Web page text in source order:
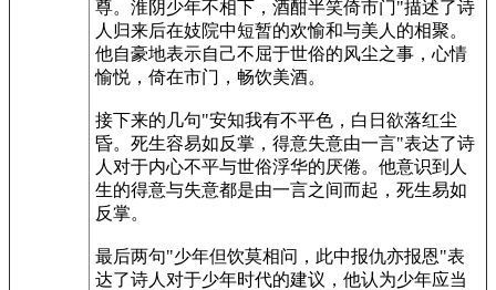
尊。淮阴少年不相下，酒酣半笑倚市门"描述了诗
人归来后在妓院中短暂的欢愉和与美人的相聚。
他自豪地表示自己不屈于世俗的风尘之事，心情
愉悦，倚在市门，畅饮美酒。
接下来的几句"安知我有不平色，白日欲落红尘
昏。死生容易如反掌，得意失意由一言"表达了诗
人对于内心不平与世俗浮华的厌倦。他意识到人
生的得意与失意都是由一言之间而起，死生易如
反掌。
最后两句"少年但饮莫相问，此中报仇亦报恩"表
达了诗人对于少年时代的建议，他认为少年应当